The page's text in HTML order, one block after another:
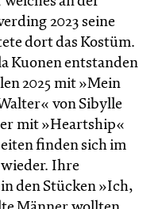
2023 seine
dort das Kostüm.
Kuonen entstanden
2025 mit »Mein
von Sibylle
mit »Heartship«
finden sich im
Ihre
den Stücken »Ich,